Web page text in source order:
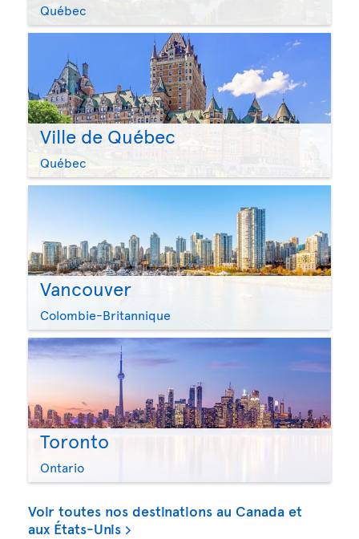
Québec
Ville de Québec
Québec
Vancouver
Colombie-Britannique
Toronto
Ontario
Voir toutes nos destinations au Canada et
aux États-Unis